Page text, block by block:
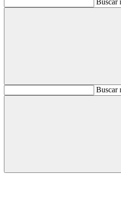
Buscar
BuscarBuscar
Buscar